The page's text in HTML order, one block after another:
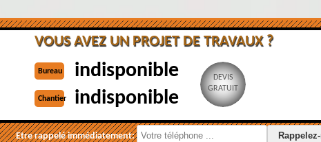
VOUS AVEZ UN PROJET DE TRAVAUX ?
Bureau indisponible
Chantier indisponible
DEVIS
GRATUIT
Etre rappelé immédiatement: